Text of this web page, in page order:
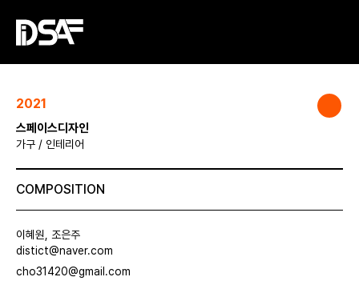
2021
스페이스디자인
가구 / 인테리어
COMPOSITION
이혜원, 조은주
distict@naver.com
cho31420@gmail.com